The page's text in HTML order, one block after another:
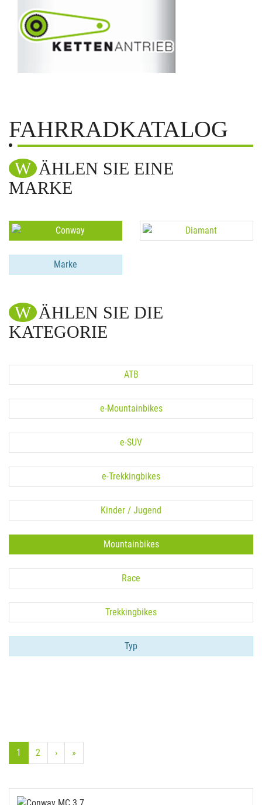
FAHRRADKATALOG
WÄHLEN SIE EINE
MARKE
Marke
WÄHLEN SIE DIE
KATEGORIE
ATB
e-Mountainbikes
e-SUV
e-Trekkingbikes
Kinder / Jugend
Mountainbikes
Race
Trekkingbikes
Typ
1 2 › »